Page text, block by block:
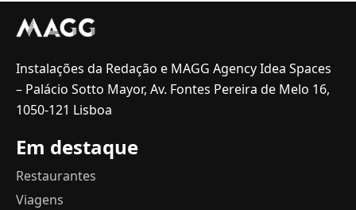
Instalações da Redação e MAGG Agency Idea Spaces
– Palácio Sotto Mayor, Av. Fontes Pereira de Melo 16,
1050-121 Lisboa
Em destaque
Restaurantes
Viagens